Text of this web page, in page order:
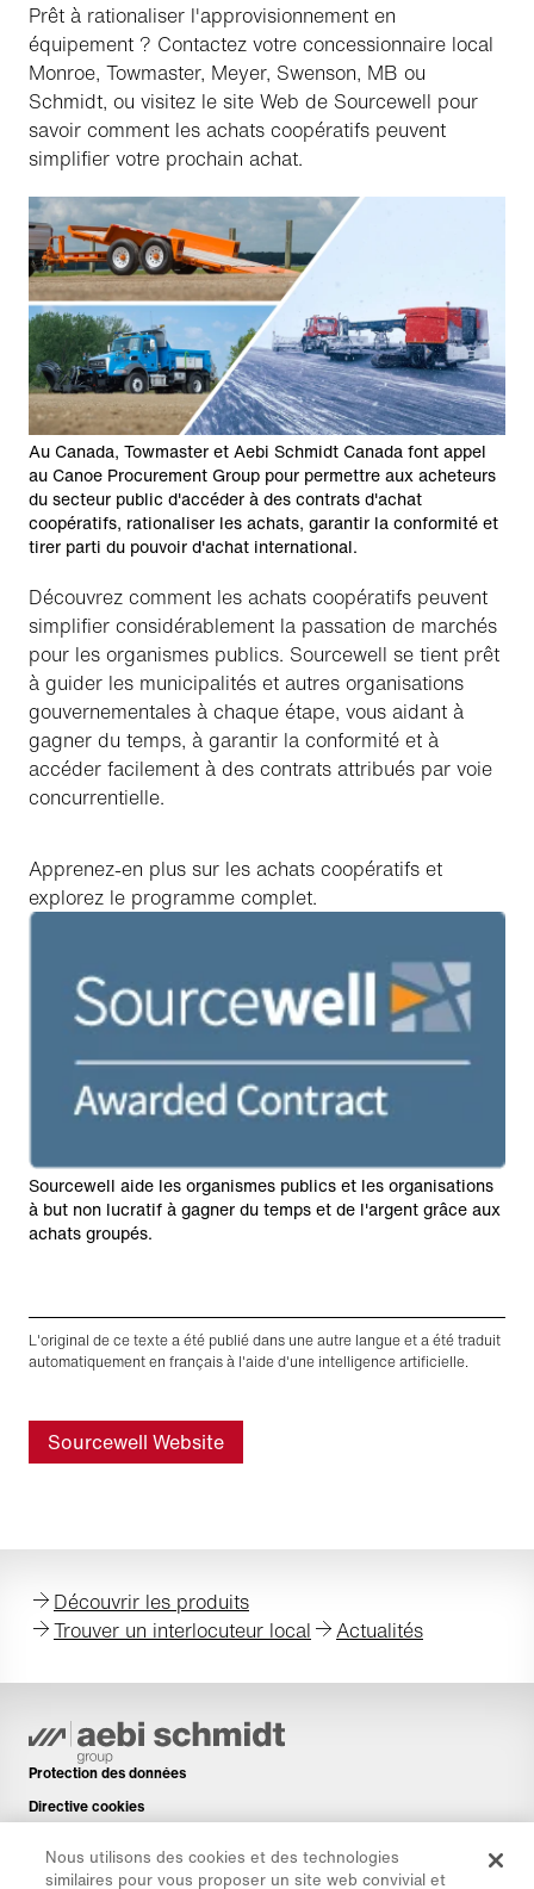
Prêt à rationaliser l'approvisionnement en
équipement ? Contactez votre concessionnaire local
Monroe, Towmaster, Meyer, Swenson, MB ou
Schmidt, ou visitez le site Web de Sourcewell pour
savoir comment les achats coopératifs peuvent
simplifier votre prochain achat.
Au Canada, Towmaster et Aebi Schmidt Canada font appel
au Canoe Procurement Group pour permettre aux acheteurs
du secteur public d'accéder à des contrats d'achat
coopératifs, rationaliser les achats, garantir la conformité et
tirer parti du pouvoir d'achat international.
Découvrez comment les achats coopératifs peuvent
simplifier considérablement la passation de marchés
pour les organismes publics. Sourcewell se tient prêt
à guider les municipalités et autres organisations
gouvernementales à chaque étape, vous aidant à
gagner du temps, à garantir la conformité et à
accéder facilement à des contrats attribués par voie
concurrentielle.
Apprenez-en plus sur les achats coopératifs et
explorez le programme complet.
Sourcewell aide les organismes publics et les organisations
à but non lucratif à gagner du temps et de l'argent grâce aux
achats groupés.
L'original de ce texte a été publié dans une autre langue et a été traduit
automatiquement en français à l'aide d'une intelligence artificielle.
Sourcewell Website
Découvrir les produits
Trouver un interlocuteur local
Actualités
Protection des données
Directive cookies
Avis de non-responsabilité
Nous utilisons des cookies et des technologies
similaires pour vous proposer un site web convivial et